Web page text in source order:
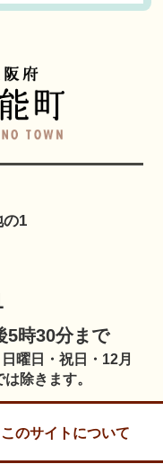
の1
5時30分まで
曜日・祝日・12月
除きます。
このサイトについて